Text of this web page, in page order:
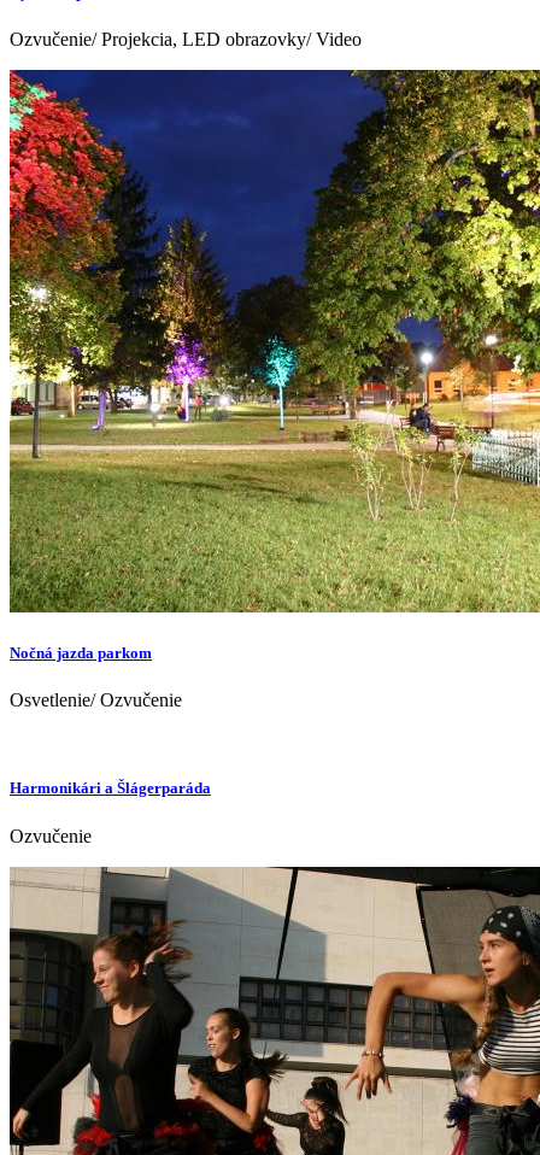
Ozvučenie/ Projekcia, LED obrazovky/ Video
Nočná jazda parkom
Osvetlenie/ Ozvučenie
Harmonikári a Šlágerparáda
Ozvučenie